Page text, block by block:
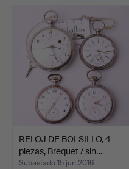
RELOJ DE BOLSILLO, 4
piezas, Brequet / sin…
Subastado 15 jun 2016